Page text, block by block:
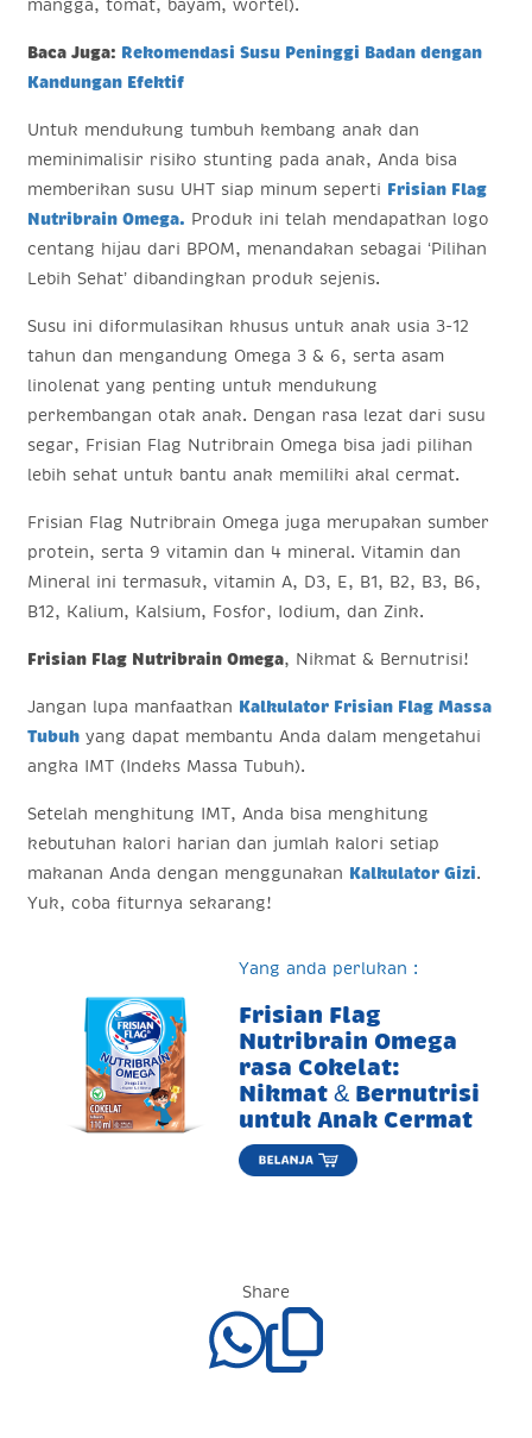
mangga, tomat, bayam, wortel).
Baca Juga: Rekomendasi Susu Peninggi Badan dengan
Kandungan Efektif
Untuk mendukung tumbuh kembang anak dan
meminimalisir risiko stunting pada anak, Anda bisa
memberikan susu UHT siap minum seperti Frisian Flag
Nutribrain Omega. Produk ini telah mendapatkan logo
centang hijau dari BPOM, menandakan sebagai ‘Pilihan
Lebih Sehat’ dibandingkan produk sejenis.
Susu ini diformulasikan khusus untuk anak usia 3-12
tahun dan mengandung Omega 3 & 6, serta asam
linolenat yang penting untuk mendukung
perkembangan otak anak. Dengan rasa lezat dari susu
segar, Frisian Flag Nutribrain Omega bisa jadi pilihan
lebih sehat untuk bantu anak memiliki akal cermat.
Frisian Flag Nutribrain Omega juga merupakan sumber
protein, serta 9 vitamin dan 4 mineral. Vitamin dan
Mineral ini termasuk, vitamin A, D3, E, B1, B2, B3, B6,
B12, Kalium, Kalsium, Fosfor, Iodium, dan Zink.
Frisian Flag Nutribrain Omega, Nikmat & Bernutrisi!
Jangan lupa manfaatkan Kalkulator Frisian Flag Massa
Tubuh yang dapat membantu Anda dalam mengetahui
angka IMT (Indeks Massa Tubuh).
Setelah menghitung IMT, Anda bisa menghitung
kebutuhan kalori harian dan jumlah kalori setiap
makanan Anda dengan menggunakan Kalkulator Gizi.
Yuk, coba fiturnya sekarang!
Yang anda perlukan :
Frisian Flag
Nutribrain Omega
rasa Cokelat:
Nikmat & Bernutrisi
untuk Anak Cermat
Share